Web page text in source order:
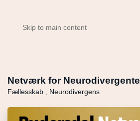
Skip to main content
Netværk for Neurodivergente
Fællesskab Neurodivergens